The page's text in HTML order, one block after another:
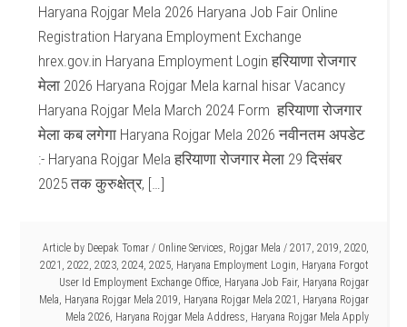
Haryana Rojgar Mela 2026 Haryana Job Fair Online
Registration Haryana Employment Exchange
hrex.gov.in Haryana Employment Login हरियाणा रोजगार
मेला 2026 Haryana Rojgar Mela karnal hisar Vacancy
Haryana Rojgar Mela March 2024 Form हरियाणा रोजगार
मेला कब लगेगा Haryana Rojgar Mela 2026 नवीनतम अपडेट
:- Haryana Rojgar Mela हरियाणा रोजगार मेला 29 दिसंबर
2025 तक कुरुक्षेत्र, […]
Article by Deepak Tomar / Online Services, Rojgar Mela / 2017, 2019, 2020,
2021 , 2022, 2023, 2024, 2025, Haryana Employment Login, Haryana Forgot
User Id Employment Exchange Office, Haryana Job Fair, Haryana Rojgar
Mela, Haryana Rojgar Mela 2019, Haryana Rojgar Mela 2021 , Haryana Rojgar
Mela 2026, Haryana Rojgar Mela Address, Haryana Rojgar Mela Apply